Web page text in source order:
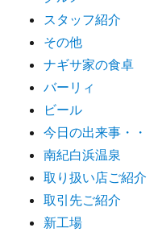
スタッフ紹介
その他
ナギサ家の食卓
バーリィ
ビール
今日の出来事・・
南紀白浜温泉
取り扱い店ご紹介
取引先ご紹介
新工場